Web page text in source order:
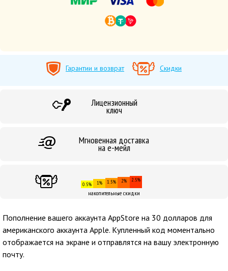
Гарантии и возврат Скидки
Лицензионный
ключ
Мгновенная доставка
на е-мейл
0.5% 1% 1.5% 2% 2.5%
накопительные скидки
Пополнение вашего аккаунта AppStore на 30 долларов для
американского аккаунта Apple. Купленный код моментально
отображается на экране и отправлятся на вашу электронную
почту.